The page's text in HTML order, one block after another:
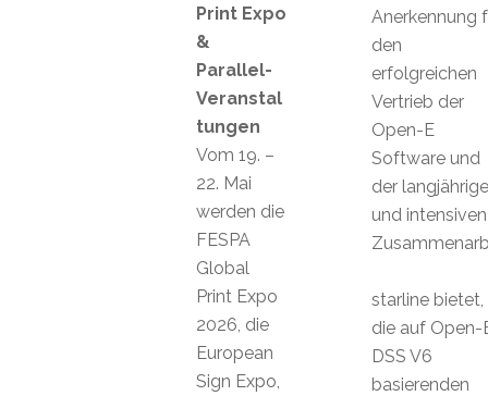
Anerkennung
den
erfolgreichen
Vertrieb der
Open-E
Software und
der
und intensiven
starline bietet,
die auf Open-
DSS V6
basierenden
Print Expo
&
Parallel-
Veranstal
tungen
Vom 19. –
22. Mai
werden die
FESPA
Global
Print Expo
2026, die
European
Sign Expo,